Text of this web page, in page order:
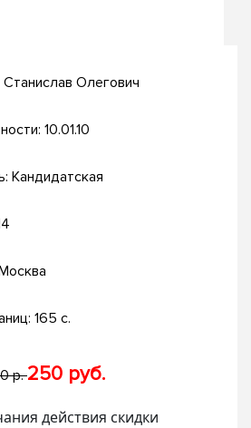
Станислав Олегович
10.01.10
Кандидатская
165 с.
р.250 руб.
действия скидки